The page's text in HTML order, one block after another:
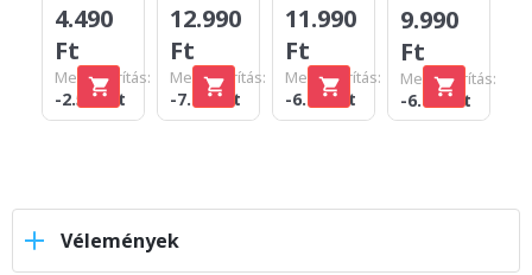
4.490
Ft
Megtakarítás:
-2.500 Ft
12.990
Ft
Megtakarítás:
-7.000 Ft
11.990
Ft
Megtakarítás:
-6.000 Ft
9.990
Ft
Megtakarítás:
-6.000 Ft
Vélemények